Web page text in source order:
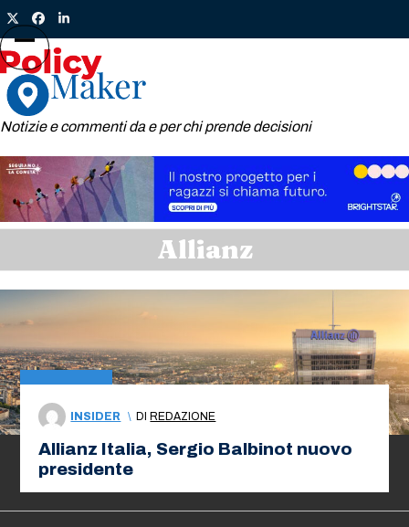
Skip
to
content
TwitterFacebook
LinkedIn
Notizie e commenti da e per chi prende decisioni
Open
mobile
menu
Close
mobile
menu
Allianz
INSIDER \ DI REDAZIONE
Allianz Italia, Sergio Balbinot nuovo
presidente